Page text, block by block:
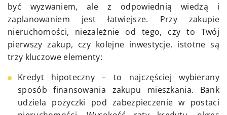
być wyzwaniem, ale z odpowiednią wiedzą i
zaplanowaniem jest łatwiejsze. Przy zakupie
nieruchomości, niezależnie od tego, czy to Twój
pierwszy zakup, czy kolejne inwestycje, istotne są
trzy kluczowe elementy:
Kredyt hipoteczny – to najczęściej wybierany
sposób finansowania zakupu mieszkania. Bank
udziela pożyczki pod zabezpieczenie w postaci